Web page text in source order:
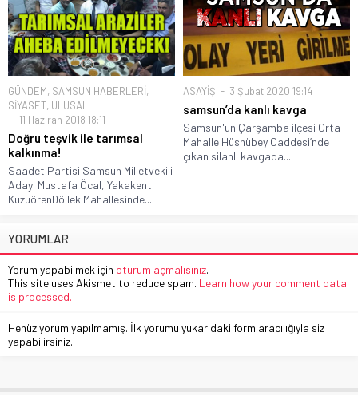
GÜNDEM, SAMSUN HABERLERİ,
SİYASET, ULUSAL
11 Haziran 2018 18:11
Doğru teşvik ile tarımsal
kalkınma!
Saadet Partisi Samsun Milletvekili
Adayı Mustafa Öcal, Yakakent
KuzuörenDöllek Mahallesinde...
ASAYİŞ 3 Şubat 2020 19:14
samsun’da kanlı kavga
Samsun'un Çarşamba ilçesi Orta
Mahalle Hüsnübey Caddesi’nde
çıkan silahlı kavgada...
YORUMLAR
Yorum yapabilmek için oturum açmalısınız.
This site uses Akismet to reduce spam. Learn how your comment data
is processed.
Henüz yorum yapılmamış. İlk yorumu yukarıdaki form aracılığıyla siz
yapabilirsiniz.